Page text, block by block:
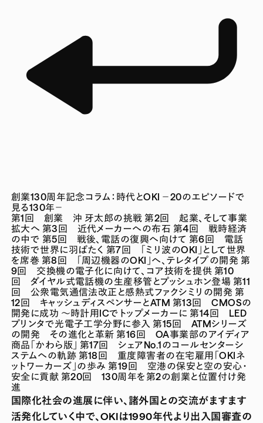
創業130周年記念コラム：時代とOKI －20のエピソードで
見る130年－
第1回 創業 沖 牙太郎の挑戦 第2回 起業、そして事業
拡大へ 第3回 近代メーカーへの布石 第4回 戦時経済
の中で 第5回 戦後、電話の復興へ向けて 第6回 電話
技術で世界に羽ばたく 第7回 「ミリ波のOKI」として世界
を席巻 第8回 「周辺機器のOKI」へ、テレタイプの開発 第
9回 交換機の電子化に向けて、コア技術を提供 第10
回 ダイヤル式電話機の生産移管とプッシュホン登場 第11
回 公衆電気通信法改正と感熱式ファクシミリの開発 第
12回 キャッシュディスペンサーとATM 第13回 CMOSの
開発に成功 ～時計用ICでトップメーカーに 第14回 LED
プリンタで光電子工学分野に参入 第15回 ATMシリーズ
の開発 その進化と革新 第16回 OA事業部のアイディア
商品「かわら版」 第17回 シェアNo.1のコールセンターシ
ステムへの軌跡 第18回 重度障害者の在宅雇用「OKIネ
ットワーカーズ」の歩み 第19回 空港の保安と空の安心・
安全に貢献 第20回 130周年を第2の創業と位置付け発
進
国際化社会の進展に伴い、諸外国との交流がますます
活発化していく中で、OKIは1990年代より出入国審査の